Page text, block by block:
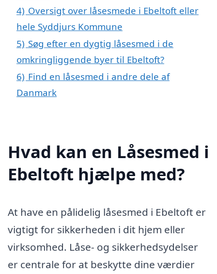
4) Oversigt over låsesmede i Ebeltoft eller
hele Syddjurs Kommune
5) Søg efter en dygtig låsesmed i de
omkringliggende byer til Ebeltoft?
6) Find en låsesmed i andre dele af
Danmark
Hvad kan en Låsesmed i
Ebeltoft hjælpe med?
At have en pålidelig låsesmed i Ebeltoft er
vigtigt for sikkerheden i dit hjem eller
virksomhed. Låse- og sikkerhedsydelser
er centrale for at beskytte dine værdier